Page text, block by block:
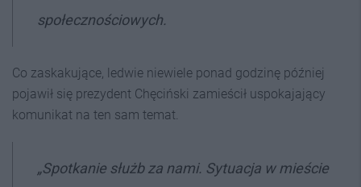
społecznościowych.
Co zaskakujące, ledwie niewiele ponad godzinę później
pojawił się prezydent Chęciński zamieścił uspokajający
komunikat na ten sam temat.
„Spotkanie służb za nami. Sytuacja w mieście